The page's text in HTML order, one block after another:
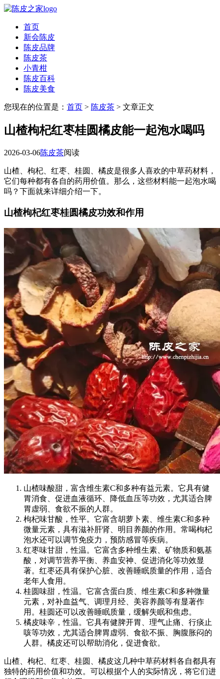
首页
新会陈皮
陈皮品牌
陈皮茶
小青柑
陈皮百科
陈皮美食
您现在的位置是： 首页 > 陈皮茶 > 文章正文
山楂枸杞红枣桂圆橘皮能一起泡水喝吗
2026-03-06陈皮茶阅读
山楂、枸杞、红枣、桂圆、橘皮是很多人喜欢的中草药材料，
它们每种都有各自的药用价值。那么，这些材料能一起泡水喝
吗？下面就来详细介绍一下。
山楂枸杞红枣桂圆橘皮功效和作用
山楂味酸甜，富含维生素C和多种有益元素。它具有健
胃消食、促进血液循环、降低血压等功效，尤其适合脾
胃虚弱、食欲不振的人群。
枸杞味甘酸，性平。它富含胡萝卜素、维生素C和多种
微量元素，具有滋补肝肾、明目养颜的作用。常喝枸杞
泡水还可以调节免疫力，预防感冒等疾病。
红枣味甘甜，性温。它富含多种维生素、矿物质和氨基
酸，对调节营养平衡、养血安神、促进消化等功效显
著。红枣还具有保护心脏、改善睡眠质量的作用，适合
老年人食用。
桂圆味甜，性温。它富含蛋白质、维生素C和多种微量
元素，对补血益气、调理月经、美容养颜等有显著作
用。桂圆还可以改善睡眠质量，缓解失眠和焦虑。
橘皮味辛，性温。它具有健脾开胃、理气止痛、行痰止
咳等功效，尤其适合脾胃虚弱、食欲不振、胸腹胀闷的
人群。橘皮还可以帮助消化，促进食欲。
山楂、枸杞、红枣、桂圆、橘皮这几种中草药材料各自都具有
独特的药用价值和功效。可以根据个人的实际情况，将它们进